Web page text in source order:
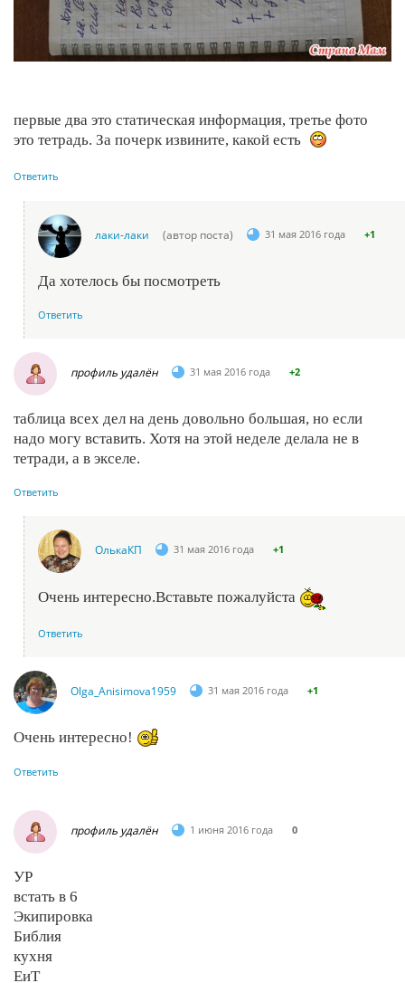
первые два это статическая информация, третье фото
это тетрадь. За почерк извините, какой есть
Ответить
лаки-лаки (автор поста) 31 мая 2016 года +1
Да хотелось бы посмотреть
Ответить
профиль удалён 31 мая 2016 года +2
таблица всех дел на день довольно большая, но если
надо могу вставить. Хотя на этой неделе делала не в
тетради, а в экселе.
Ответить
ОлькаКП 31 мая 2016 года +1
Очень интересно.Вставьте пожалуйста
Ответить
Olga_Anisimova1959 31 мая 2016 года +1
Очень интересно!
Ответить
профиль удалён 1 июня 2016 года 0
УР
встать в 6
Экипировка
Библия
кухня
ЕиТ